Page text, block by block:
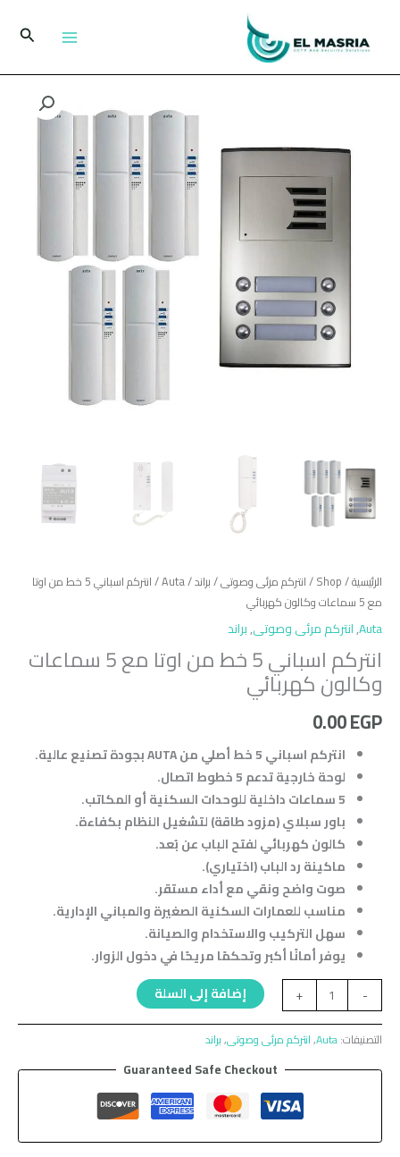
المحتوى
البحث
الرئيسية/
Shop
/انتركم مرئى وصوتى/براند/
Auta
/ انتركم اسباني 5 خط من اوتا
مع 5 سماعات وكالون كهربائي
Auta
,انتركم مرئى وصوتى,براند
انتركم اسباني 5 خط من اوتا مع 5 سماعات
وكالون كهربائي
0.00EGP
انتركم اسباني 5 خط أصلي من AUTA بجودة تصنيع عالية.
لوحة خارجية تدعم 5 خطوط اتصال.
5 سماعات داخلية للوحدات السكنية أو المكاتب.
باور سبلاي (مزود طاقة) لتشغيل النظام بكفاءة.
كالون كهربائي لفتح الباب عن بُعد.
ماكينة رد الباب (اختياري).
صوت واضح ونقي مع أداء مستقر.
مناسب للعمارات السكنية الصغيرة والمباني الإدارية.
سهل التركيب والاستخدام والصيانة.
يوفر أمانًا أكبر وتحكمًا مريحًا في دخول الزوار.
-
+ إضافة إلى السلة
التصنيفات:Auta
,انتركم مرئى وصوتى,براند
Guaranteed Safe Checkout